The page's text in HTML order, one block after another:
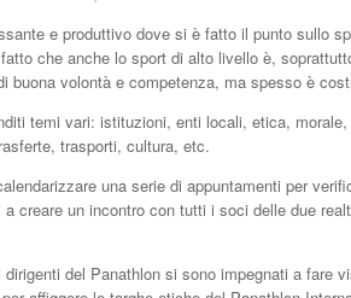
e produttivo dove si è fatto il punto sullo
che anche lo sport di alto livello è,
buona volontà e competenza, ma spesso è
temi vari: istituzioni, enti locali, etica,
trasporti, cultura, etc.
una serie di appuntamenti per
creare un incontro con tutti i soci delle due
del Panathlon si sono impegnati a fare